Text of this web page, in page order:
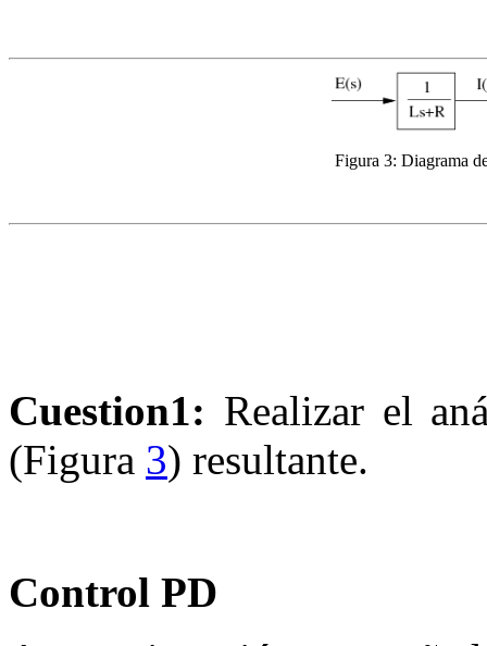
Figura 3: Diagrama
Cuestion1: Realizar el
(Figura 3) resultante.
Control PD